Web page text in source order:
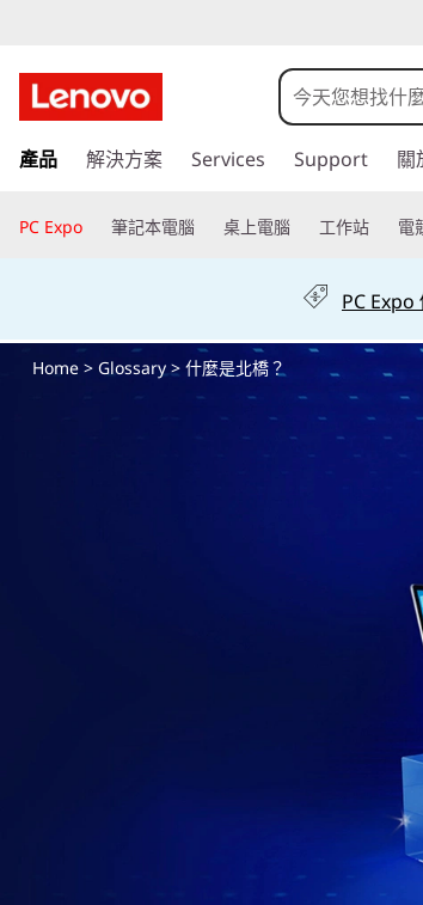
麼
是
橋
至
要
產品 解決方案 Services Support 關
PC Expo 筆記本電腦 桌上電腦 工作站 電
PC Expo
Home> Glossary> 什麼是北橋？